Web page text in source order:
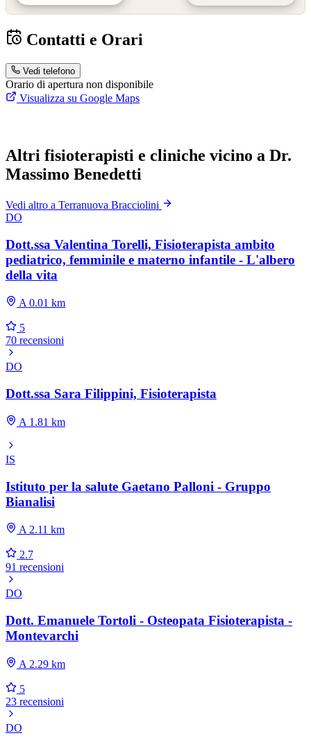
Contatti e Orari
Vedi telefono
Orario di apertura non disponibile
Visualizza su Google Maps
Altri fisioterapisti e cliniche vicino a Dr.
Massimo Benedetti
Vedi altro a Terranuova Bracciolini
DO
Dott.ssa Valentina Torelli, Fisioterapista ambito
pediatrico, femminile e materno infantile - L'albero
della vita
A 0.01 km
5
70 recensioni
DO
Dott.ssa Sara Filippini, Fisioterapista
A 1.81 km
IS
Istituto per la salute Gaetano Palloni - Gruppo
Bianalisi
A 2.11 km
2.7
91 recensioni
DO
Dott. Emanuele Tortoli - Osteopata Fisioterapista -
Montevarchi
A 2.29 km
5
23 recensioni
DO